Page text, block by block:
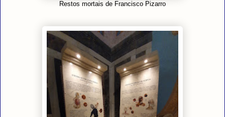
Restos mortais de Francisco Pizarro